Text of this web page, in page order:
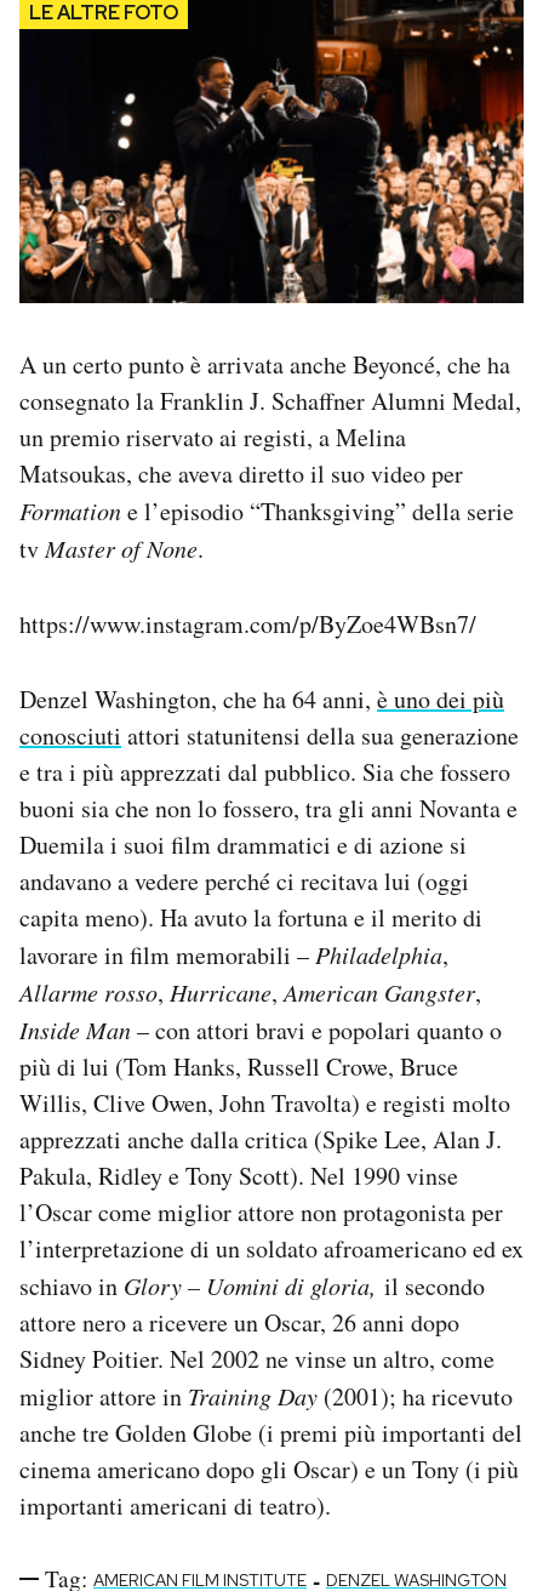
A un certo punto è arrivata anche Beyoncé, che ha
consegnato la Franklin J. Schaffner Alumni Medal,
un premio riservato ai registi, a Melina
Matsoukas, che aveva diretto il suo video per
Formatione l’episodio “Thanksgiving” della serie
tvMaster of None.
https://www.instagram.com/p/ByZoe4WBsn7/
Denzel Washington, che ha 64 anni, è uno dei più
conosciuti attori statunitensi della sua generazione
e tra i più apprezzati dal pubblico. Sia che fossero
buoni sia che non lo fossero, tra gli anni Novanta e
Duemila i suoi film drammatici e di azione si
andavano a vedere perché ci recitava lui (oggi
capita meno). Ha avuto la fortuna e il merito di
lavorare in film memorabili – Philadelphia,
Allarme rosso, Hurricane,American Gangster,
Inside Man– con attori bravi e popolari quanto o
più di lui (Tom Hanks, Russell Crowe, Bruce
Willis, Clive Owen, John Travolta) e registi molto
apprezzati anche dalla critica (Spike Lee, Alan J.
Pakula, Ridley e Tony Scott). Nel 1990 vinse
l’Oscar come miglior attore non protagonista per
l’interpretazione di un soldato afroamericano ed ex
schiavo in Glory – Uomini di gloria, il secondo
attore nero a ricevere un Oscar, 26 anni dopo
Sidney Poitier. Nel 2002 ne vinse un altro, come
miglior attore in Training Day (2001); ha ricevuto
anche tre Golden Globe (i premi più importanti del
cinema americano dopo gli Oscar) e un Tony (i più
importanti americani di teatro).
Tag: AMERICAN FILM INSTITUTE - DENZEL WASHINGTON